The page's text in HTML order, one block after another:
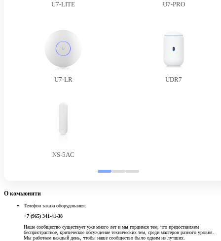
U7-LITE U7-PRO
U7-LR UDR7
NS-5AC
О комьюнити
Телефон заказа оборудования:
+7 (965) 341-41-38
Наше сообщество существует уже много лет и мы гордимся тем, что предоставляем
беспристрастное, критическое обсуждение технических тем, среди мастеров разного уровня.
Мы работаем каждый день, чтобы наше сообщество было одним из лучших.